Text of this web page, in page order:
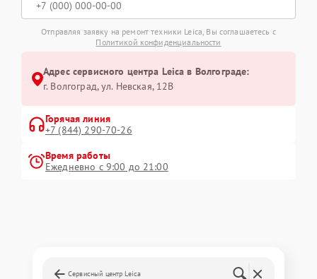
Отправляя заявку на ремонт техники Leica, Вы соглашаетесь с
Политикой конфиденциальности
Адрес сервисного центра Leica в Волгограде:
г. Волгоград, ул. Невская, 12В
Горячая линия
+7 (844) 290-70-26
Время работы
Ежедневно с 9:00 до 21:00
Сервисный центр Leica